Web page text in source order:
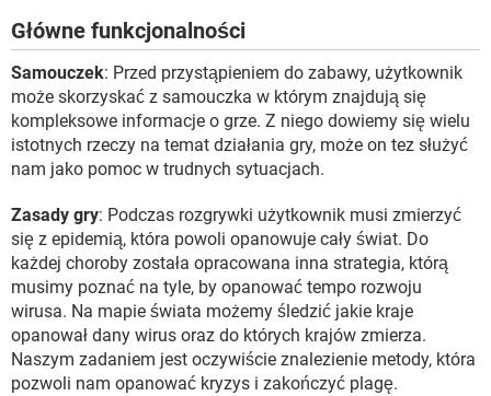
Główne funkcjonalności
Samouczek: Przed przystąpieniem do zabawy, użytkownik
może skorzyskać z samouczka w którym znajdują się
kompleksowe informacje o grze. Z niego dowiemy się wielu
istotnych rzeczy na temat działania gry, może on tez służyć
nam jako pomoc w trudnych sytuacjach.
Zasady gry: Podczas rozgrywki użytkownik musi zmierzyć
się z epidemią, która powoli opanowuje cały świat. Do
każdej choroby została opracowana inna strategia, którą
musimy poznać na tyle, by opanować tempo rozwoju
wirusa. Na mapie świata możemy śledzić jakie kraje
opanował dany wirus oraz do których krajów zmierza.
Naszym zadaniem jest oczywiście znalezienie metody, która
pozwoli nam opanować kryzys i zakończyć plagę.